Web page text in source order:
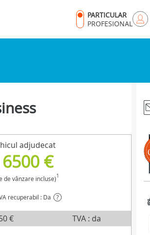
PARTICULAR
PROFESIONAL
adjudecat
€
de vânzare incluse)1
recuperabil : Da ?
€ TVA : da